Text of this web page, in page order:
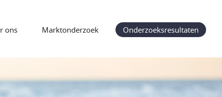
ons Marktonderzoek Onderzoeksresultaten